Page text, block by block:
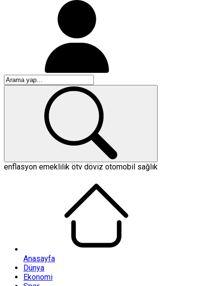
enflasyon emeklilik ötv döviz otomobil sağlık
Anasayfa
Dünya
Ekonomi